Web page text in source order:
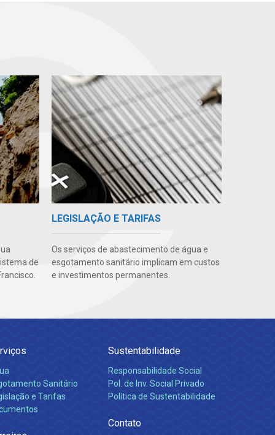
de
LEGISLAÇÃO E TARIFAS
Os serviços de abastecimento de água e
esgotamento sanitário implicam em custos
e investimentos permanentes.
Sanitário
e Tarifas
Sustentabilidade
Responsabilidade Social
Pol. de Inv. Social Privado
Política de Sustentabilidade
Contato